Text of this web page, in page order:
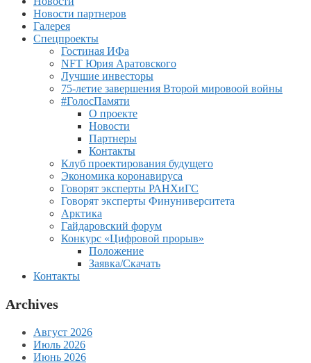
Новости партнеров
Галерея
Спецпроекты
Гостиная ИФа
NFT Юрия Аратовского
Лучшие инвесторы
75-летие завершения Второй мировоой войны
#ГолосПамяти
О проекте
Новости
Партнеры
Контакты
Клуб проектирования будущего
Экономика коронавируса
Говорят эксперты РАНХиГС
Говорят эксперты Финуниверситета
Арктика
Гайдаровский форум
Конкурс «Цифровой прорыв»
Положение
Заявка/Скачать
Контакты
Archives
Август 2026
Июль 2026
Июнь 2026